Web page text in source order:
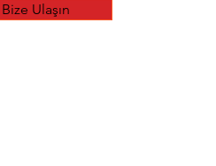
Bize Ulaşın